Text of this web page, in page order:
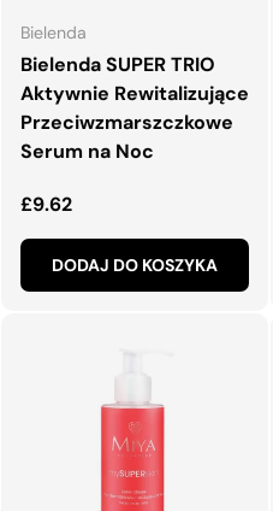
Bielenda
Bielenda SUPER TRIO
Aktywnie Rewitalizujące
Przeciwzmarszczkowe
Serum na Noc
Normalna cena
£9.62
DODAJ DO KOSZYKA